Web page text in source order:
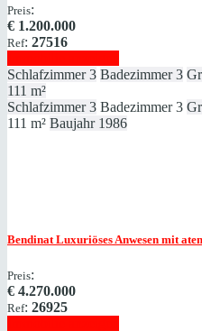
Preis:
€ 1.200.000
Ref: 27516
Schlafzimmer 3 Badezimmer 3
111 m²
Schlafzimmer 3 Badezimmer 3
111 m² Baujahr 1986
Bendinat Luxuriöses Anwesen mit
Preis:
€ 4.270.000
Ref: 26925